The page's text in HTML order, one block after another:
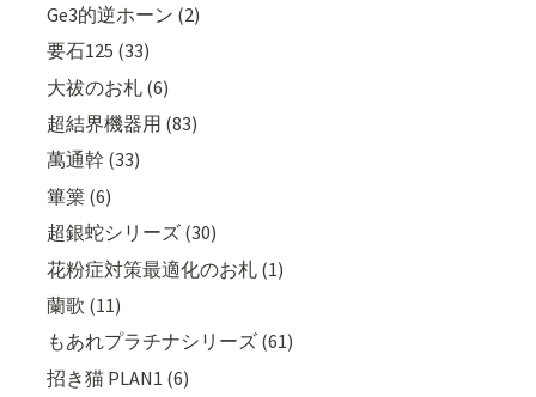
Ge3的逆ホーン (2)
要石125 (33)
大祓のお札 (6)
超結界機器用 (83)
萬通幹 (33)
篳篥 (6)
超銀蛇シリーズ (30)
花粉症対策最適化のお札 (1)
蘭歌 (11)
もあれプラチナシリーズ (61)
招き猫 PLAN1 (6)